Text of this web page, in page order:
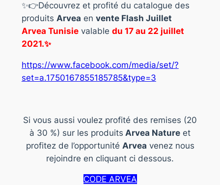
✨👉Découvrez et profité du catalogue des
produits Arvea en vente Flash Juillet
Arvea Tunisievalable du 17 au 22 juillet
2021.✨
https://www.facebook.com/media/set/?
set=a.1750167855185785&type=3
Si vous aussi voulez profité des remises (20
à 30 %) sur les produits Arvea Nature et
profitez de l’opportunité Arvea venez nous
rejoindre en cliquant ci dessous.
CODE ARVEA